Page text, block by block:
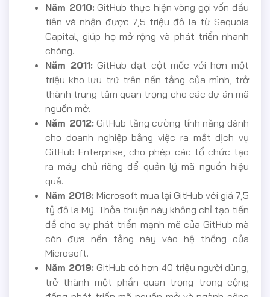
Năm 2010: GitHub thực hiện vòng gọi vốn đầu
tiên và nhận được 7,5 triệu đô la từ Sequoia
Capital, giúp họ mở rộng và phát triển nhanh
chóng.
Năm 2011: GitHub đạt cột mốc với hơn một
triệu kho lưu trữ trên nền tảng của mình, trở
thành trung tâm quan trọng cho các dự án mã
nguồn mở.
Năm 2012: GitHub tăng cường tính năng dành
cho doanh nghiệp bằng việc ra mắt dịch vụ
GitHub Enterprise, cho phép các tổ chức tạo
ra máy chủ riêng để quản lý mã nguồn hiệu
quả.
Năm 2018: Microsoft mua lại GitHub với giá 7,5
tỷ đô la Mỹ. Thỏa thuận này không chỉ tạo tiền
đề cho sự phát triển mạnh mẽ của GitHub mà
còn đưa nền tảng này vào hệ thống của
Microsoft.
Năm 2019: GitHub có hơn 40 triệu người dùng,
trở thành một phần quan trọng trong cộng